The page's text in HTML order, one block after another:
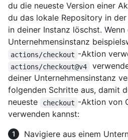
du die neueste Version einer
du das lokale Repository in der
in deiner Instanz löschst. Wenn
Unternehmensinstanz
actions/checkout -Aktion
actions/checkout@v4
deiner Unternehmensinstanz
folgenden Schritte aus, damit
neueste
checkout -Aktion von
verwenden kannst:
Navigiere aus einem